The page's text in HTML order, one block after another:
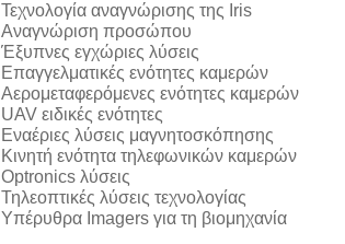
Τεχνολογία αναγνώρισης
Αναγνώριση προσώπου VR
Έξυπνες εγχώριες λύσεις
Επαγγελματικές ενότητες
Αερομεταφερόμενες
UAV ειδικές ενότητες
Εναέριες λύσεις
Κινητή ενότητα τηλεφωνικών
Optronics λύσεις Λύσεις
Τηλεοπτικές λύσεις
Υπέρυθρα Imagers για τη